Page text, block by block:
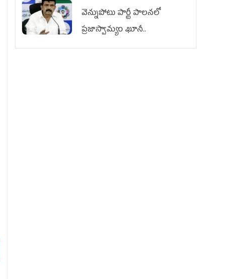
వెన్నుపోటు పార్టీ పాలనలో
ప్రజాస్వామ్యం ఖూనీ..